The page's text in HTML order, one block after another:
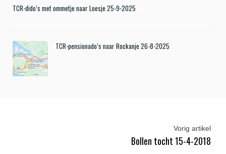
TCR-dido’s met ommetje naar Loesje 25-9-2025
TCR-pensionado’s naar Rockanje 26-8-2025
Vorig artikel
Bollen tocht 15-4-2018